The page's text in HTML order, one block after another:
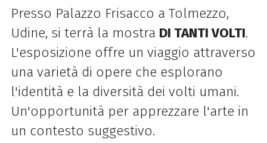
Presso Palazzo Frisacco a Tolmezzo,
Udine, si terrà la mostra DI TANTI VOLTI.
L'esposizione offre un viaggio attraverso
una varietà di opere che esplorano
l'identità e la diversità dei volti umani.
Un'opportunità per apprezzare l'arte in
un contesto suggestivo.